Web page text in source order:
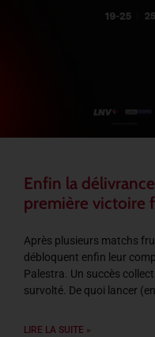
Enfin la
première victoire
Après plusieurs matchs
débloquent enfin leur
Palestra. Un succès
survolté. De quoi lancer
LIRE LA SUITE »